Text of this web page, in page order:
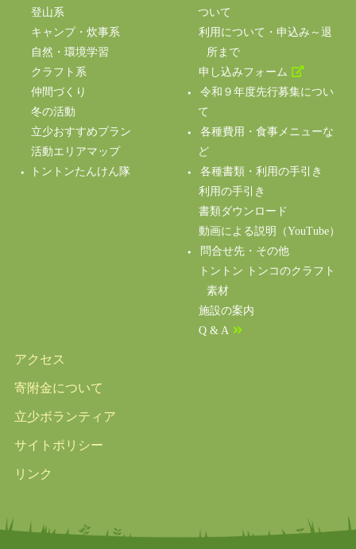
登山系
キャンプ・炊事系
自然・環境学習
クラフト系
仲間づくり
冬の活動
立少おすすめプラン
活動エリアマップ
トントンたんけん隊
ついて
利用について・申込み～退
所まで
申し込みフォーム
令和９年度先行募集につい
て
各種費用・食事メニューな
ど
各種書類・利用の手引き
利用の手引き
書類ダウンロード
動画による説明（YouTube）
問合せ先・その他
トントン トンコのクラフト
素材
施設の案内
Q & A
アクセス
寄附金について
立少ボランティア
サイトポリシー
リンク